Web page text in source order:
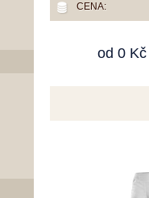
CENA:
od 0 Kč